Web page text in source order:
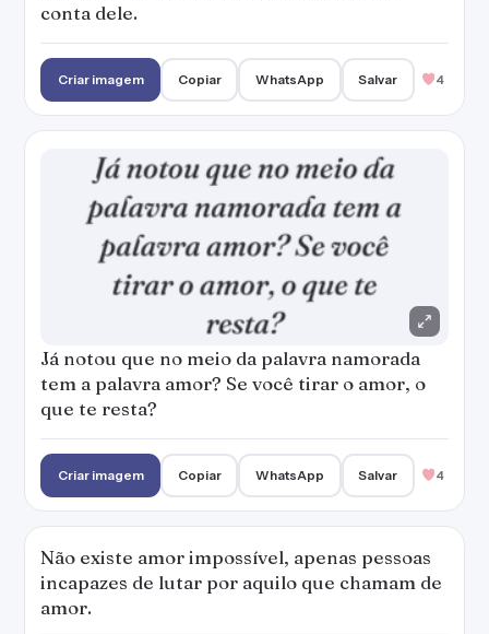
conta dele.
Criar imagem Copiar WhatsApp Salvar 4
Já notou que no meio da palavra namorada
tem a palavra amor? Se você tirar o amor, o
que te resta?
Criar imagem Copiar WhatsApp Salvar 4
Não existe amor impossível, apenas pessoas
incapazes de lutar por aquilo que chamam de
amor.